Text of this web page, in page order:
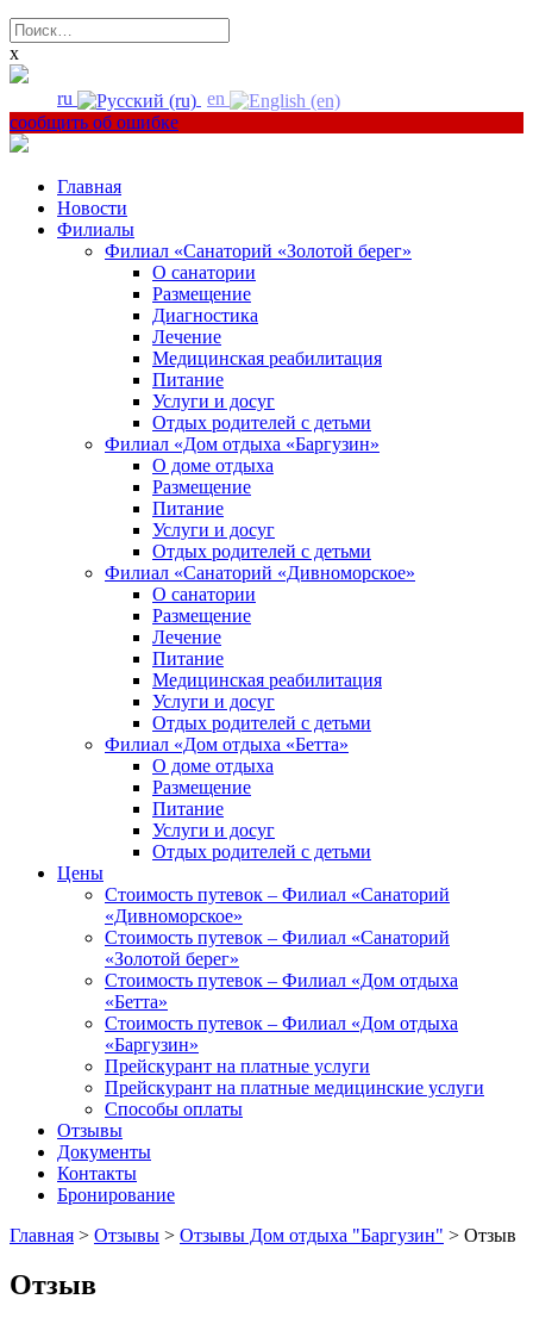
Найти:
x
ru
en
сообщить об ошибке
Главная
Новости
Филиалы
Филиал «Санаторий «Золотой берег»
О санатории
Размещение
Диагностика
Лечение
Медицинская реабилитация
Питание
Услуги и досуг
Отдых родителей с детьми
Филиал «Дом отдыха «Баргузин»
О доме отдыха
Размещение
Питание
Услуги и досуг
Отдых родителей с детьми
Филиал «Санаторий «Дивноморское»
О санатории
Размещение
Лечение
Питание
Медицинская реабилитация
Услуги и досуг
Отдых родителей с детьми
Филиал «Дом отдыха «Бетта»
О доме отдыха
Размещение
Питание
Услуги и досуг
Отдых родителей с детьми
Цены
Стоимость путевок – Филиал «Санаторий
«Дивноморское»
Стоимость путевок – Филиал «Санаторий
«Золотой берег»
Стоимость путевок – Филиал «Дом отдыха
«Бетта»
Стоимость путевок – Филиал «Дом отдыха
«Баргузин»
Прейскурант на платные услуги
Прейскурант на платные медицинские услуги
Способы оплаты
Отзывы
Документы
Контакты
Бронирование
Главная > Отзывы > Отзывы Дом отдыха "Баргузин" > Отзыв
Отзыв